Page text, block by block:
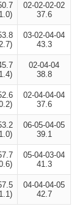
02-02-02-02
37.6
03-02-04-04
43.3
02-04-04
38.8
02-04-04-04
37.6
06-05-04-05
39.1
05-04-03-04
41.3
04-04-04-05
42.7